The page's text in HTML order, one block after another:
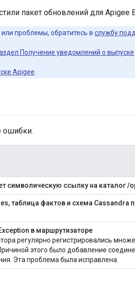
пакет обновлений для Apigee
проблемы, обратитесь в службу
Получение уведомлений о выпуске
Apigee
ошибки.
символическую ссылку на каталог /
таблица фактов и схема Cassandra
в маршрутизаторе
регулярно регистрировались
этого было добавление
Эта проблема была исправлена.